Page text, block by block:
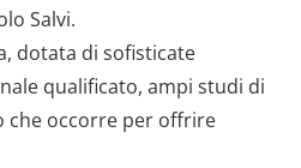
Salvi.
dotata di sofisticate
qualificato, ampi studi di
che occorre per offrire